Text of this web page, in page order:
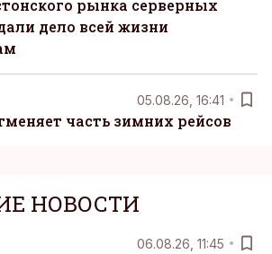
рынка серверных
дело всей жизни
05.08.26, 16:41
часть зимних рейсов
НОВОСТИ
06.08.26, 11:45